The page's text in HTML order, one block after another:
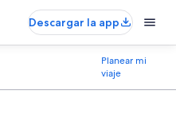
Descargar la app
Planear mi
viaje